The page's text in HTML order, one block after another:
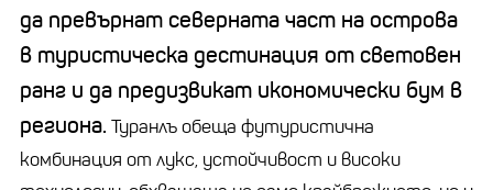
да превърнат северната част на острова
в туристическа дестинация от световен
ранг и да предизвикат икономически бум в
региона. Туранлъ обеща футуристична
комбинация от лукс, устойчивост и високи